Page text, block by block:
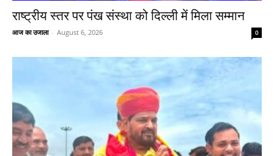
राष्ट्रीय स्तर पर पंख संस्था को दिल्ली में मिला सम्मान
आज का उजाला - August 6, 2026 0